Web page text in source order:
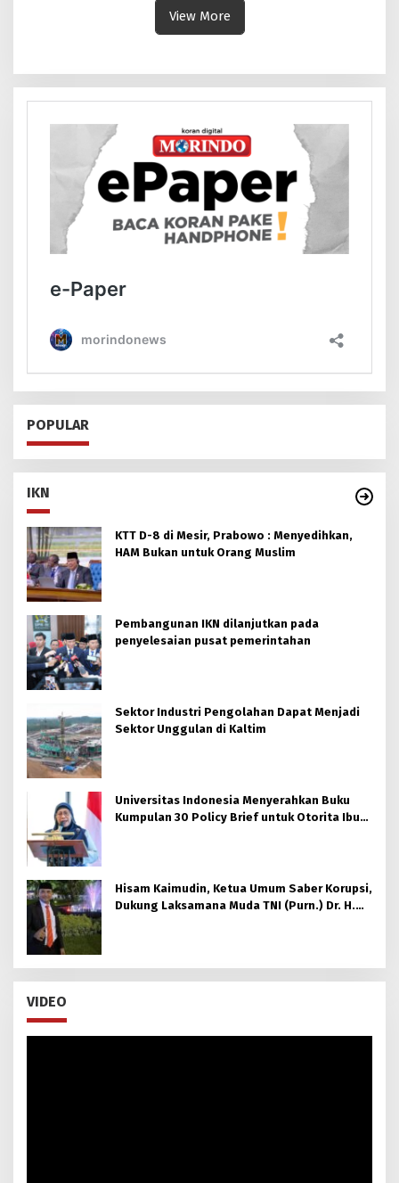
View More
POPULAR
IKN
KTT D-8 di Mesir, Prabowo : Menyedihkan,
HAM Bukan untuk Orang Muslim
Pembangunan IKN dilanjutkan pada
penyelesaian pusat pemerintahan
Sektor Industri Pengolahan Dapat Menjadi
Sektor Unggulan di Kaltim
Universitas Indonesia Menyerahkan Buku
Kumpulan 30 Policy Brief untuk Otorita Ibu
Hisam Kaimudin, Ketua Umum Saber Korupsi,
Dukung Laksamana Muda TNI (Purn.) Dr. H.
VIDEO